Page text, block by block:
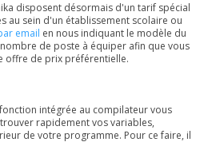
disposent désormais d'un tarif spécial
au sein d'un établissement scolaire ou
email en nous indiquant le modèle du
de poste à équiper afin que vous
offre de prix préférentielle.
intégrée au compilateur vous
rapidement vos variables,
de votre programme. Pour ce faire, il